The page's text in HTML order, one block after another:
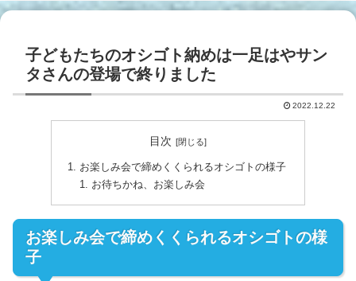
子どもたちのオシゴト納めは一足はやサン
タさんの登場で終りました
2022.12.22
目次
お楽しみ会で締めくくられるオシゴトの様子
お待ちかね、お楽しみ会
お楽しみ会で締めくくられるオシゴトの様
子